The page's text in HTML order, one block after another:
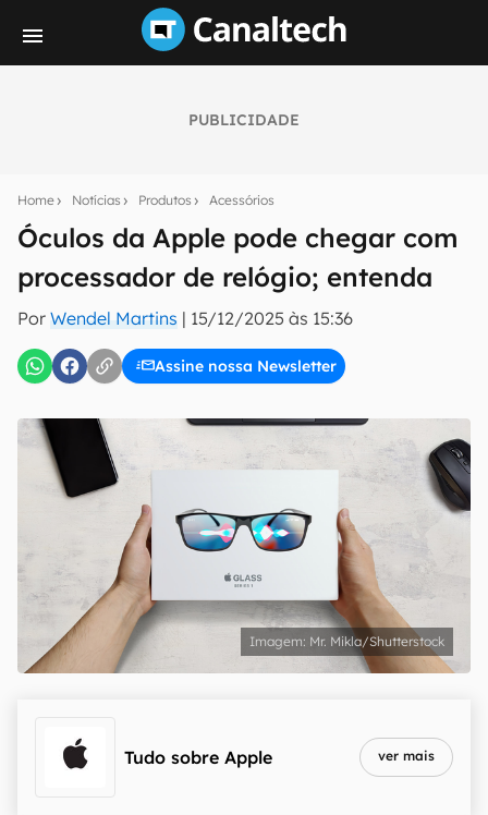
PUBLICIDADE
Home Notícias Produtos Acessórios
Óculos da Apple pode chegar com
processador de relógio; entenda
Por Wendel Martins | 15/12/2025 às 15:36
Assine nossa Newsletter
notícias e reviews sobre tecnologia em primeira
mão.
E-mail
inscreva-se
Confirmo que li, aceito e concordo com os
Termos de
Uso e Política de Privacidade do Canaltech.
Mr. Mikla/Shutterstock
Tudo sobre Apple ver mais